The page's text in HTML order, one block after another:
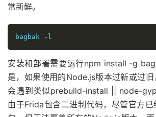
常新鲜。
bagbak
- l
安装和部署需要运行npm install -g
是，如果使用的Node.js版本过新或过旧
会遇到类似prebuild-install || node-gyp
由于Frida包含二进制代码，尽管官方